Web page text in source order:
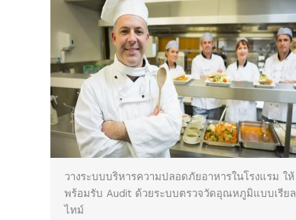
วางระบบบริหารความปลอดภัยอาหารในโรงแรม ให้
พร้อมรับ Audit ด้วยระบบตรวจวัดอุณหภูมิแบบเรียล
ไทม์